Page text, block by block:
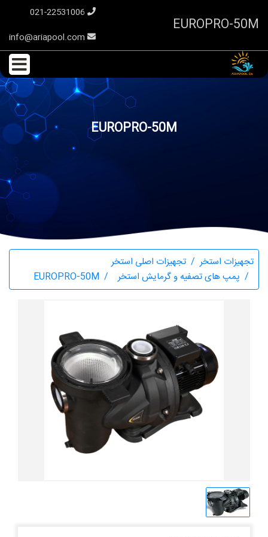
EUROPRO-50M
EUROPRO-50M
تجهیزات استخر
تجهیزات اصلی استخر
پمپ های تصفیه و گرمایش استخر
EUROPRO-50M